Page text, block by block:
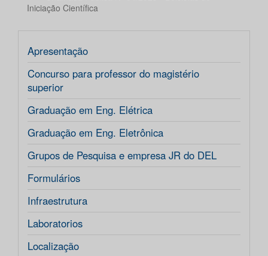
Iniciação Científica
Apresentação
Concurso para professor do magistério
superior
Graduação em Eng. Elétrica
Graduação em Eng. Eletrônica
Grupos de Pesquisa e empresa JR do DEL
Formulários
Infraestrutura
Laboratorios
Localização